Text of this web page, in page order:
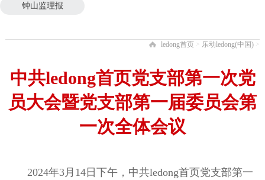
钟山监理报
ledong首页 > 乐动ledong(中国) >
中共ledong首页党支部第一次党
员大会暨党支部第一届委员会第
一次全体会议
2024年3月 14 日下午，中共ledong首页党支部第一